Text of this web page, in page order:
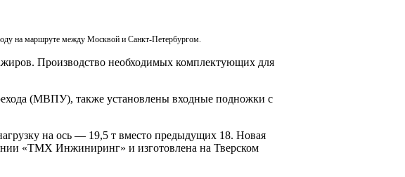
на маршруте между Москвой и Санкт-Петербургом.
Производство необходимых комплектующих для
(МВПУ), также установлены входные подножки с
на ось — 19,5 т вместо предыдущих 18. Новая
«ТМХ Инжиниринг» и изготовлена на Тверском